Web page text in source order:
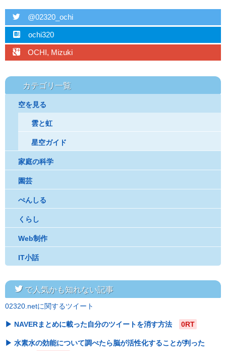
twitter @02320_ochi
hatebu ochi320
googleplus OCHI, Mizuki
カテゴリ一覧
空を見る
雲と虹
星空ガイド
家庭の科学
園芸
ぺんしる
くらし
Web制作
IT小話
twitterで人気かも知れない記事
02320.netに関するツイート
NAVERまとめに載った自分のツイートを消す方法 0RT
水素水の効能について調べたら脳が活性化することが判った